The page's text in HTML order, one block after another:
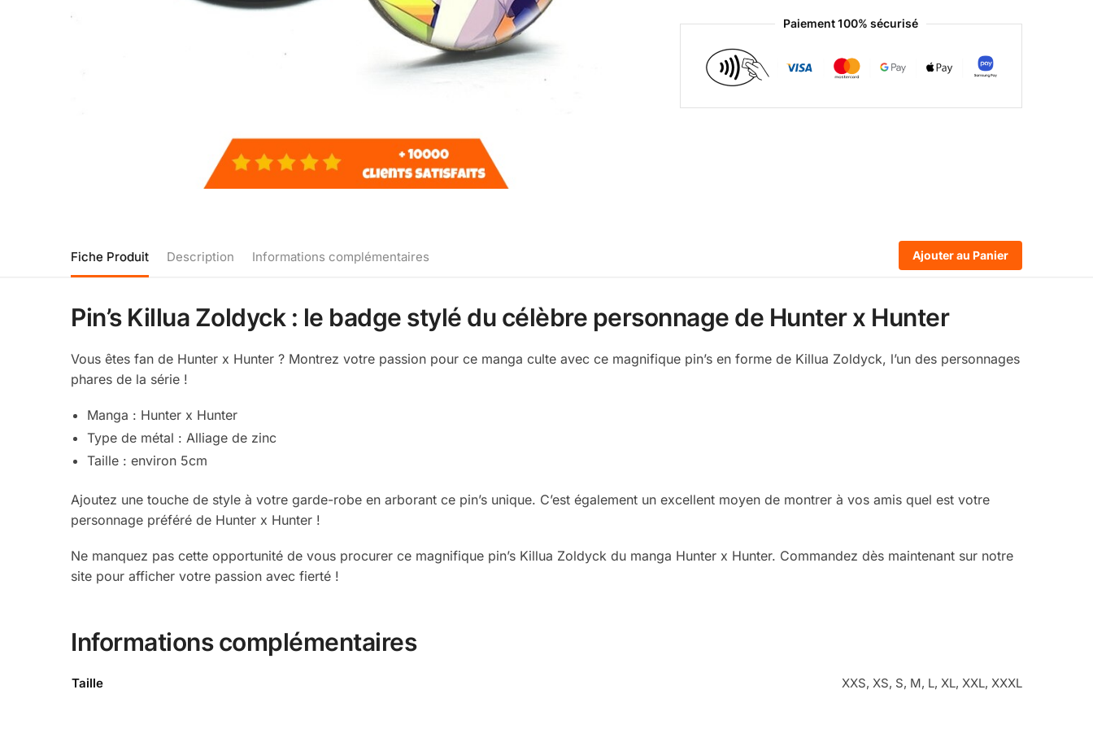
Paiement 100% sécurisé
Fiche Produit Description Informations complémentaires Ajouter au Panier
Pin’s Killua Zoldyck : le badge stylé du célèbre personnage de Hunter x Hunter
Vous êtes fan de Hunter x Hunter ? Montrez votre passion pour ce manga culte avec ce magnifique pin’s en forme de Killua Zoldyck, l’un des personnages
phares de la série !
Manga : Hunter x Hunter
Type de métal : Alliage de zinc
Taille : environ 5cm
Ajoutez une touche de style à votre garde-robe en arborant ce pin’s unique. C’est également un excellent moyen de montrer à vos amis quel est votre
personnage préféré de Hunter x Hunter !
Ne manquez pas cette opportunité de vous procurer ce magnifique pin’s Killua Zoldyck du manga Hunter x Hunter. Commandez dès maintenant sur notre
site pour afficher votre passion avec fierté !
Informations complémentaires
Taille XXS, XS, S, M, L, XL, XXL, XXXL